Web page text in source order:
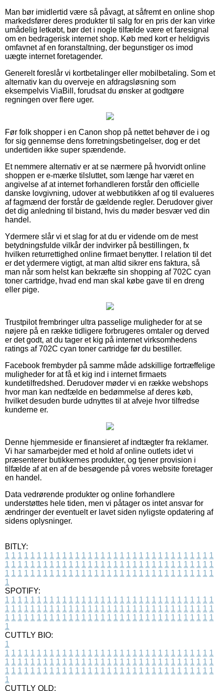
Man bør imidlertid være så påvagt, at såfremt en online shop
markedsfører deres produkter til salg for en pris der kan virke
umådelig letkøbt, bør det i nogle tilfælde være et faresignal
om en bedragerisk internet shop. Køb med kort er heldigvis
omfavnet af en foranstaltning, der begunstiger os imod
uægte internet foretagender.
Generelt foreslår vi kortbetalinger eller mobilbetaling. Som et
alternativ kan du overveje en afdragsløsning som
eksempelvis ViaBill, forudsat du ønsker at godtgøre
regningen over flere uger.
Før folk shopper i en Canon shop på nettet behøver de i og
for sig gennemse dens forretningsbetingelser, dog er det
undertiden ikke super spændende.
Et nemmere alternativ er at se nærmere på hvorvidt online
shoppen er e-mærke tilsluttet, som længe har været en
angivelse af at internet forhandleren forstår den officielle
danske lovgivning, udover at webbutikken af og til evalueres
af fagmænd der forstår de gældende regler. Derudover giver
det dig anledning til bistand, hvis du møder besvær ved din
handel.
Ydermere slår vi et slag for at du er vidende om de mest
betydningsfulde vilkår der indvirker på bestillingen, fx
hvilken returrettighed online firmaet benytter. I relation til det
er det ydermere vigtigt, at man altid sikrer ens faktura, så
man når som helst kan bekræfte sin shopping af 702C cyan
toner cartridge, hvad end man skal købe gave til en dreng
eller pige.
Trustpilot frembringer ultra passelige muligheder for at se
nøjere på en række tidligere forbrugeres omtaler og derved
er det godt, at du tager et kig på internet virksomhedens
ratings af 702C cyan toner cartridge før du bestiller.
Facebook frembyder på samme måde adskillige fortræffelige
muligheder for at få et kig ind i internet firmaets
kundetilfredshed. Derudover møder vi en række webshops
hvor man kan nedfælde en bedømmelse af deres køb,
hvilket desuden burde udnyttes til at afveje hvor tilfredse
kunderne er.
Denne hjemmeside er finansieret af indtægter fra reklamer.
Vi har samarbejder med et hold af online outlets idet vi
præsenterer butikkernes produkter, og tjener provision i
tilfælde af at en af de besøgende på vores website foretager
en handel.
Data vedrørende produkter og online forhandlere
understøttes hele tiden, men vi påtager os intet ansvar for
ændringer der eventuelt er lavet siden nyligste opdatering af
sidens oplysninger.
BITLY:
1 1 1 1 1 1 1 1 1 1 1 1 1 1 1 1 1 1 1 1 1 1 1 1 1 1 1 1 1 1 1 1 1
1 1 1 1 1 1 1 1 1 1 1 1 1 1 1 1 1 1 1 1 1 1 1 1 1 1 1 1 1 1 1 1 1
1 1 1 1 1 1 1 1 1 1 1 1 1 1 1 1 1 1 1 1 1 1 1 1 1 1 1 1 1 1 1 1 1
1
SPOTIFY:
1 1 1 1 1 1 1 1 1 1 1 1 1 1 1 1 1 1 1 1 1 1 1 1 1 1 1 1 1 1 1 1 1
1 1 1 1 1 1 1 1 1 1 1 1 1 1 1 1 1 1 1 1 1 1 1 1 1 1 1 1 1 1 1 1 1
1 1 1 1 1 1 1 1 1 1 1 1 1 1 1 1 1 1 1 1 1 1 1 1 1 1 1 1 1 1 1 1 1
1
CUTTLY BIO:
1
1 1 1 1 1 1 1 1 1 1 1 1 1 1 1 1 1 1 1 1 1 1 1 1 1 1 1 1 1 1 1 1 1
1 1 1 1 1 1 1 1 1 1 1 1 1 1 1 1 1 1 1 1 1 1 1 1 1 1 1 1 1 1 1 1 1
1 1 1 1 1 1 1 1 1 1 1 1 1 1 1 1 1 1 1 1 1 1 1 1 1 1 1 1 1 1 1 1 1
1
CUTTLY OLD: